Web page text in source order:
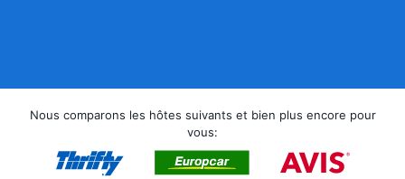
Nous comparons les hôtes suivants et bien plus encore pour
vous: